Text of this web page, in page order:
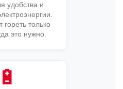
удобства и
гореть только
это нужно.
🔋